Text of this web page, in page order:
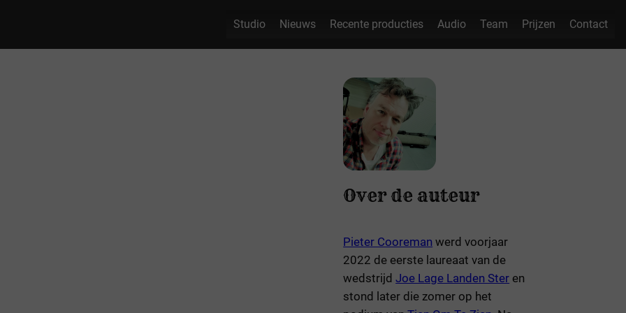
Studio Nieuws Recente producties Audio Team Prijzen Contact
Over de auteur
Pieter Cooreman werd voorjaar
2022 de eerste laureaat van de
wedstrijdJoe Lage Landen Ster en
stond later die zomer op het